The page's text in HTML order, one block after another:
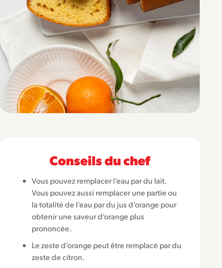
Conseils du chef
Vous pouvez remplacer l’eau par du lait.
Vous pouvez aussi remplacer une partie ou
la totalité de l’eau par du jus d’orange pour
obtenir une saveur d’orange plus
prononcée.
Le zeste d’orange peut être remplacé par du
zeste de citron.